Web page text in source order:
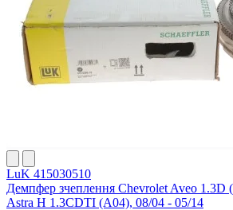
LuK 415030510
Демпфер зчеплення Chevrolet Aveo 1.3D
Astra H 1.3CDTI (A04), 08/04 - 05/14